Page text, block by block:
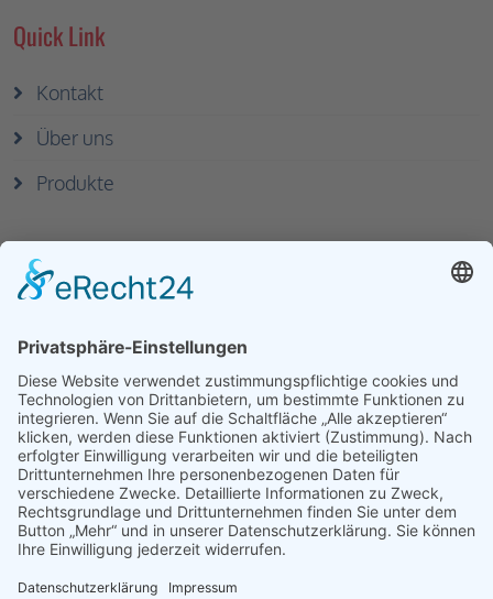
Quick Link
Kontakt
Über uns
Produkte
Kontakt|Impressum|Haftungsausschluss|
Datenschutzerklärung|AGB|Login-Logout